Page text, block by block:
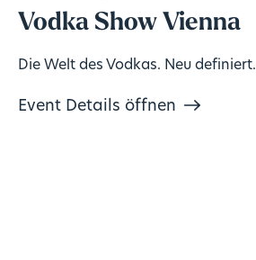
Vodka Show Vienna
Die Welt des Vodkas. Neu definiert.
Event Details öffnen